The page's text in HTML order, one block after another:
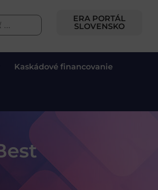
ERA PORTÁL
SLOVENSKO
Kaskádové financovanie